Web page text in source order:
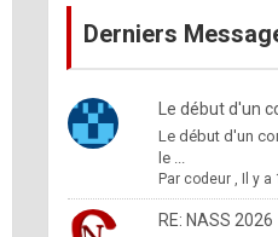
Derniers
Le début d'un
Le début d'un
le ...
Par codeur, Il y
RE: NASS 2026